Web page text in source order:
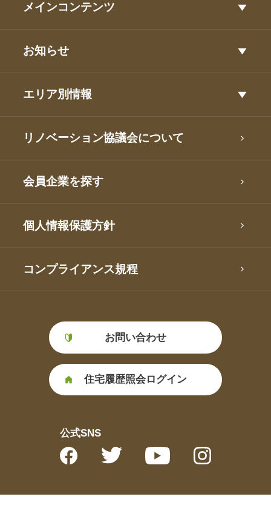
メインコンテンツ
お知らせ
エリア別情報
リノベーション協議会について
会員企業を探す
個人情報保護方針
コンプライアンス規程
お問い合わせ
住宅履歴照会ログイン
公式SNS